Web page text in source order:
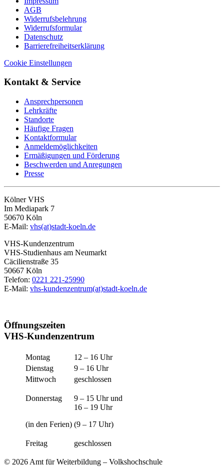
AGB
Widerrufsbelehrung
Widerrufsformular
Datenschutz
Barrierefreiheitserklärung
Cookie Einstellungen
Kontakt & Service
Ansprechpersonen
Lehrkräfte
Standorte
Häufige Fragen
Kontaktformular
Anmeldemöglichkeiten
Ermäßigungen und Förderung
Beschwerden und Anregungen
Presse
Kölner VHS
Im Mediapark 7
50670 Köln
E-Mail: vhs(at)stadt-koeln.de
VHS-Kundenzentrum
VHS-Studienhaus am Neumarkt
Cäcilienstraße 35
50667 Köln
Telefon: 0221 221-25990
E-Mail: vhs-kundenzentrum(at)stadt-koeln.de
Öffnungszeiten
VHS-Kundenzentrum
Montag
12 – 16 Uhr
Dienstag
9 – 16 Uhr
Mittwoch
geschlossen
Donnerstag
(in den Ferien)
9 – 15 Uhr und
16 – 19 Uhr
(9 – 17 Uhr)
Freitag geschlossen
© 2026 Amt für Weiterbildung – Volkshochschule